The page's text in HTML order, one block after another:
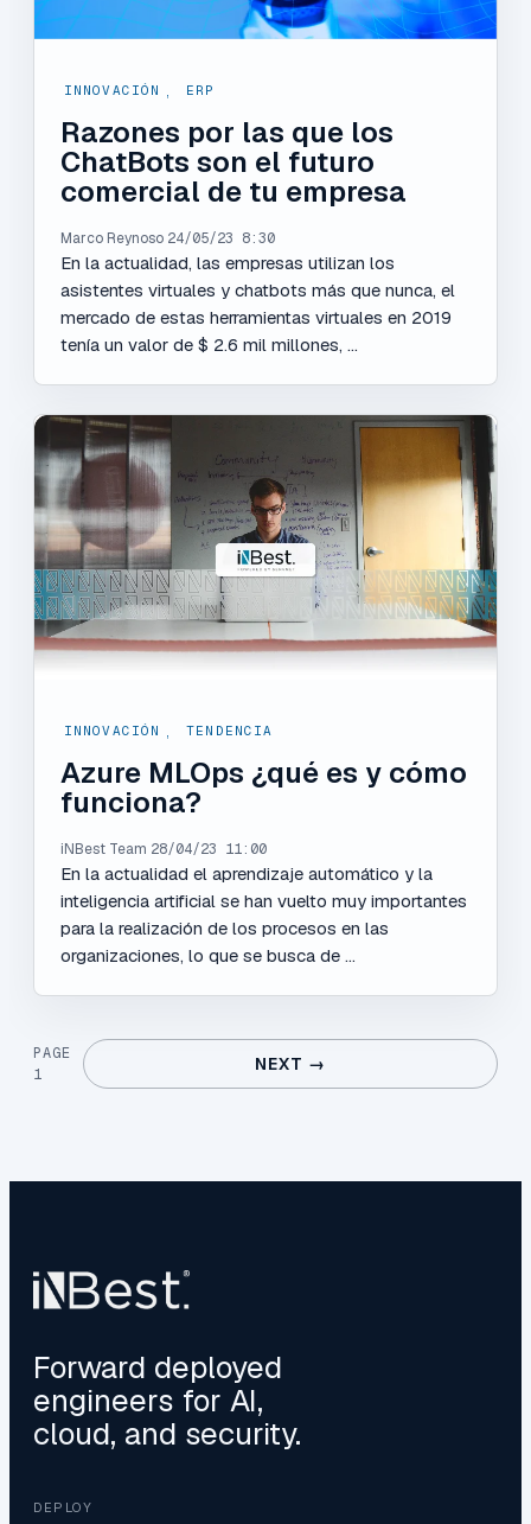
INNOVACIÓN ERP
Razones por las que los
ChatBots son el futuro
comercial de tu empresa
Marco Reynoso 24/05/23 8:30
En la actualidad, las empresas utilizan los
asistentes virtuales y chatbots más que nunca, el
mercado de estas herramientas virtuales en 2019
tenía un valor de $ 2.6 mil millones, ...
INNOVACIÓN TENDENCIA
Azure MLOps ¿qué es y cómo
funciona?
iNBest Team 28/04/23 11:00
En la actualidad el aprendizaje automático y la
inteligencia artificial se han vuelto muy importantes
para la realización de los procesos en las
organizaciones, lo que se busca de ...
PAGE
1
NEXT →
Forward deployed
engineers for AI,
cloud, and security.
DEPLOY